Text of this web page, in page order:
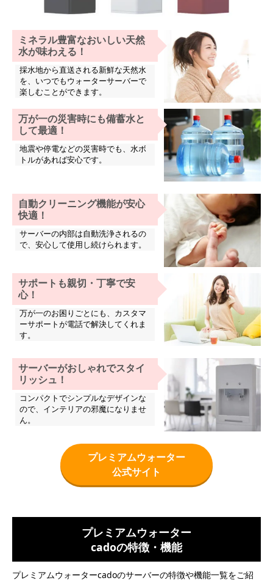
ミネラル豊富なおいしい天然
水が味わえる！
採水地から直送される新鮮な天然水
を、いつでもウォーターサーバーで
楽しむことができます。
万が一の災害時にも備蓄水と
して最適！
地震や停電などの災害時でも、水ボ
トルがあれば安心です。
自動クリーニング機能が安心
快適！
サーバーの内部は自動洗浄されるの
で、安心して使用し続けられます。
サポートも親切・丁寧で安
心！
万が一のお困りごとにも、カスタマ
ーサポートが電話で解決してくれま
す。
サーバーがおしゃれでスタイ
リッシュ！
コンパクトでシンプルなデザインな
ので、インテリアの邪魔になりませ
ん。
プレミアムウォーター
公式サイト
プレミアムウォーター
cadoの特徴・機能
プレミアムウォーターcadoのサーバーの特徴や機能一覧をご紹